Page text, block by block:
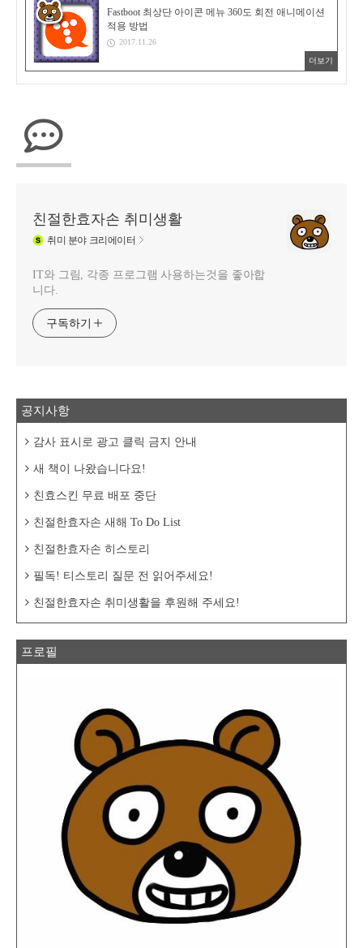
Fastboot 최상단 아이콘 메뉴 360도 회전 애니메이션
적용 방법
2017.11.26
더보기
친절한효자손 취미생활
취미 분야 크리에이터
IT와 그림, 각종 프로그램 사용하는것을 좋아합
니다.
구독하기
공지사항
감사 표시로 광고 클릭 금지 안내
새 책이 나왔습니다요!
친효스킨 무료 배포 중단
친절한효자손 새해 To Do List
친절한효자손 히스토리
필독! 티스토리 질문 전 읽어주세요!
친절한효자손 취미생활을 후원해 주세요!
프로필